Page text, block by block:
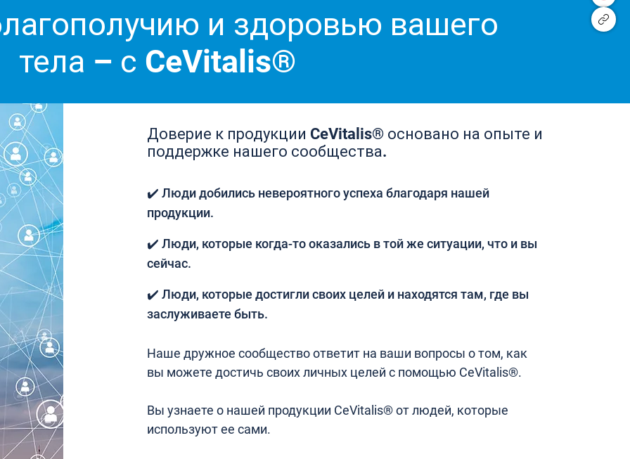
и здоровью вашего
тела – с CeVitalis®
Доверие к продукции CeVitalis® основано на опыте и
поддержке нашего сообщества.
✔️ Люди добились невероятного успеха благодаря нашей
продукции.
✔️ Люди, которые когда-то оказались в той же ситуации, что и вы
сейчас.
✔️ Люди, которые достигли своих целей и находятся там, где вы
заслуживаете быть.
Наше дружное сообщество ответит на ваши вопросы о том, как
вы можете достичь своих личных целей с помощью CeVitalis®.
Вы узнаете о нашей продукции CeVitalis® от людей, которые
используют ее сами.